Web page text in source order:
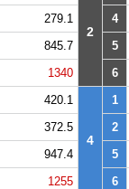
2
279.1
4
845.7
5
1340 6
420.1
4
1
372.5
2
947.4
5
1255 6